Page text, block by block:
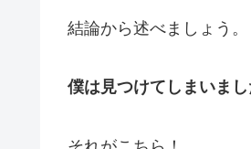
結論から述べましょう。
僕は見つけてしまいま